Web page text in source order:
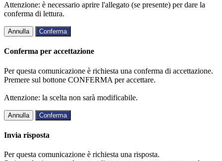
Attenzione: è necessario aprire l'allegato (se presente) per dare la
conferma di lettura.
Annulla Conferma
Conferma per accettazione
Per questa comunicazione è richiesta una conferma di accettazione.
Premere sul bottone CONFERMA per accettare.
Attenzione: la scelta non sarà modificabile.
Annulla Conferma
Invia risposta
Per questa comunicazione è richiesta una risposta.